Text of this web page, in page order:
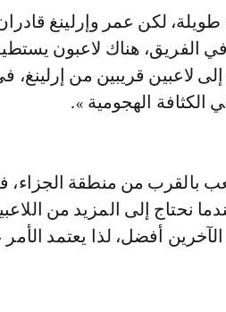
لكن عمر وإرلينغ
في الفريق، هناك لاعبون
لاعبين قريبين من إرلينغ،
الهجومية ».
بالقرب من منطقة الجزاء،
نحتاج إلى المزيد من
أفضل، لذا يعتمد